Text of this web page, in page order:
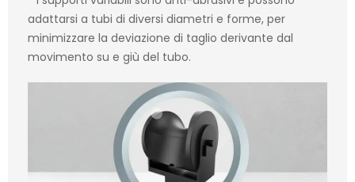
adattarsi a tubi di diversi diametri e forme, per
minimizzare la deviazione di taglio derivante dal
movimento su e giù del tubo.